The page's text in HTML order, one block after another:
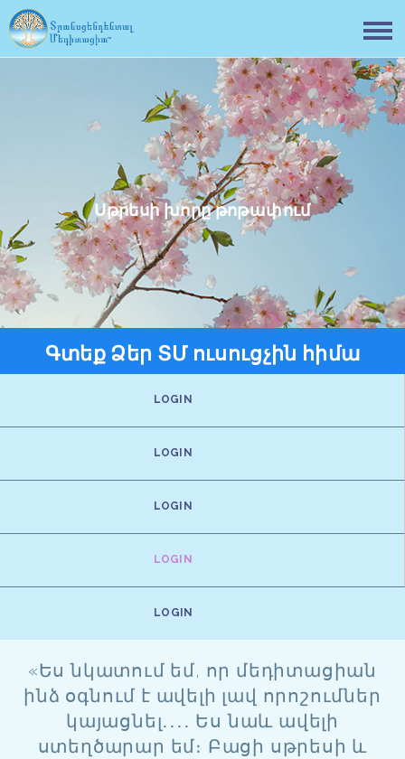
Սթրեսի խորը թոթափում
Գտեք Ձեր ՏՄ ուսուցչին հիմա
LOGIN
LOGIN
LOGIN
LOGIN
LOGIN
«Ես նկատում եմ, որ մեդիտացիան
ինձ օգնում է ավելի լավ որոշումներ
կայացնել․․․․ Ես նաև ավելի
ստեղծարար եմ։ Բացի սթրեսի և